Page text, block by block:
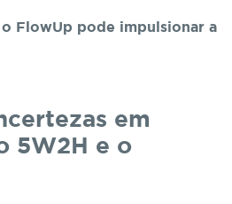
FlowUp pode impulsionar a
em
5W2H e o